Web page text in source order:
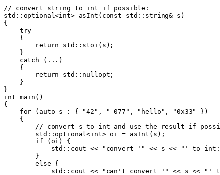
// convert string to int if possible:
std::optional<int> asInt(const std::string& s)
{
    try
    {
        return std::stoi(s);
    }
    catch (...)
    {
        return std::nullopt;
    }
}
int main()
{
    for (auto s : { "42", " 077", "hello", "0x33" })
    {
// convert s to int and use the result if
        std::optional<int> oi = asInt(s);
        if (oi) {
std::cout << "convert '" << s << "' to
        }
        else {
std::cout << "can't convert '" << s << "'